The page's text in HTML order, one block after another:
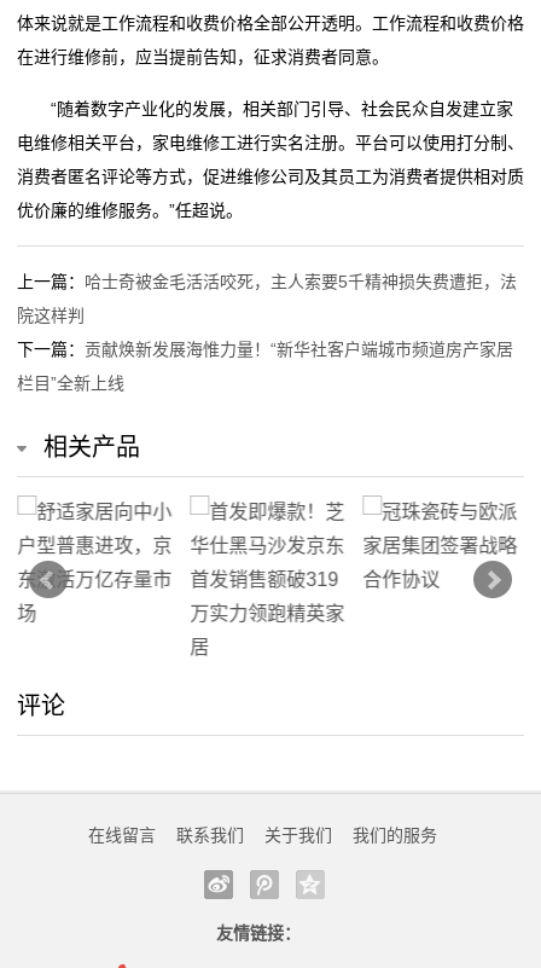
体来说就是工作流程和收费价格全部公开透明。工作流程和收费价格
在进行维修前，应当提前告知，征求消费者同意。
“随着数字产业化的发展，相关部门引导、社会民众自发建立家
电维修相关平台，家电维修工进行实名注册。平台可以使用打分制、
消费者匿名评论等方式，促进维修公司及其员工为消费者提供相对质
优价廉的维修服务。”任超说。
上一篇： 哈士奇被金毛活活咬死，主人索要5千精神损失费遭拒，法
院这样判
下一篇： 贡献焕新发展海惟力量！“新华社客户端城市频道房产家居
栏目”全新上线
相关产品
评论
在线留言 联系我们 关于我们 我们的服务
友情链接：